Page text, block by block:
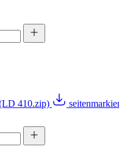
410.zip)